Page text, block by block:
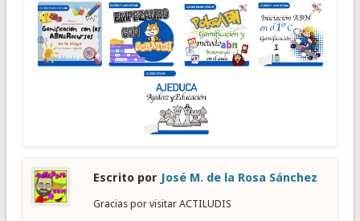
Escrito por José M. de la Rosa Sánchez
Gracias por visitar ACTILUDIS